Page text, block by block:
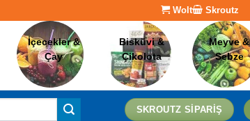
Wolt Skroutz
İçecekler &
Çay
Bisküvi &
Çikolota
Meyve &
Sebze
SKROUTZ SIPARIŞ